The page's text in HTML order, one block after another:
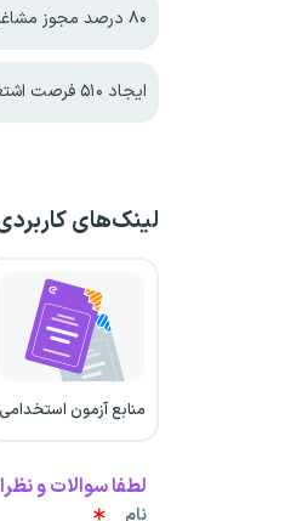
۸۰ درصد مجوز مشاغل خانگی متعلق به زنان است
ایجاد ۵۱۰ فرصت اشتغال خانگی برای زنان سرپرست خانوار قزوین
لینک‌های
منابع آزمون استخدامی
لطفا سوالات و
نام